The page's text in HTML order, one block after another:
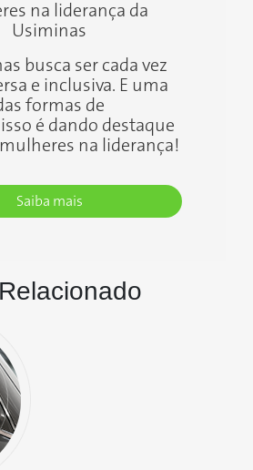
na liderança da
Usiminas
busca ser cada vez
e inclusiva. E uma
formas de
é dando destaque
na liderança!
Saiba mais
Relacionado